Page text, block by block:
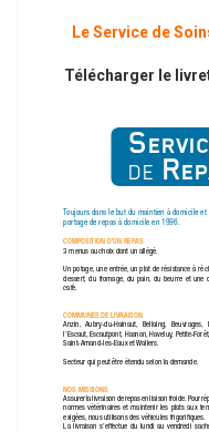
Le Service de
Télécharger le